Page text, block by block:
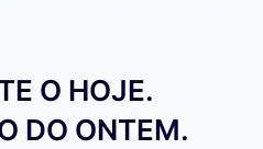
O HOJE.
DO ONTEM.